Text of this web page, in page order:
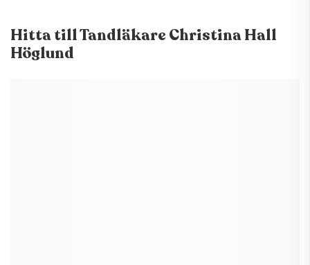
Hitta tillTandläkare Christina Hall
Höglund